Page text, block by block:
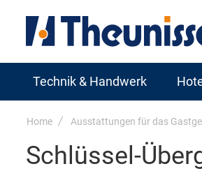
Technik & Handwerk
Home Ausstattungen für das
Schlüssel-